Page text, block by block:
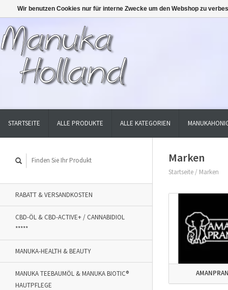
STARTSEITE ALLE PRODUKTE ALLE KATEGORIEN
RABATT & VERSANDKOSTEN
CBD-ÖL & CBD-ACTIVE+ / CANNABIDIOL
*****
MANUKA-HEALTH & BEAUTY
MANUKA TEEBAUMÖL & MANUKA BIOTIC®
HAUTPFLEGE
Marken
Startseite / Marken
Wir benutzen Cookies nur für interne Zwecke um den Webshop zu